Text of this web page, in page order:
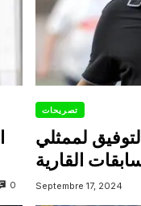
0
تصريحات
لممثلي
Septembre 17, 2024